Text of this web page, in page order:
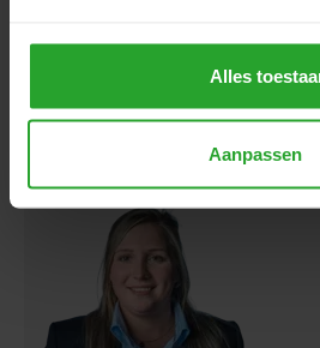
Alles
Aanpassen
Britt Engelsman
Specialist varkens